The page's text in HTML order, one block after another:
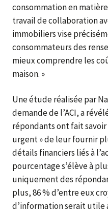
consommation en
travail de collaboration
immobiliers vise
consommateurs des
mieux comprendre les
maison. »
Une étude réalisée par
demande de l’ACI, a
répondants ont fait savoir
urgent » de leur fournir
détails financiers liés à
pourcentage s’élève à
uniquement des
plus, 86 % d’entre eux
d’information serait utile